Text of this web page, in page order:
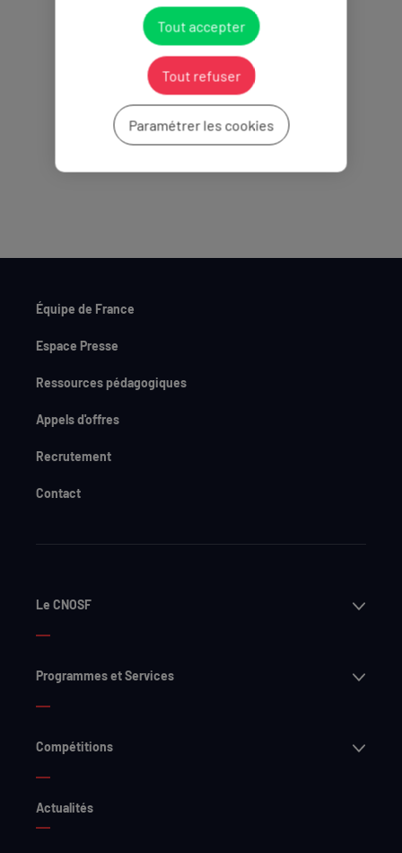
Partenaires Officiels
Équipe de France
Espace Presse
Ressources pédagogiques
Appels d'offres
Recrutement
Contact
Le CNOSF
Programmes et Services
Compétitions
Actualités
Tout accepter
Tout refuser
Paramétrer les cookies